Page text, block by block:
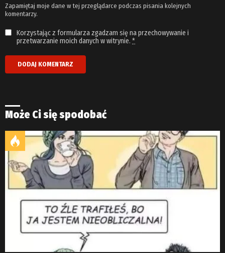
Zapamiętaj moje dane w tej przeglądarce podczas pisania kolejnych
komentarzy.
Korzystając z formularza zgadzam się na przechowywanie i
przetwarzanie moich danych w witrynie. *
Może Ci się spodobać